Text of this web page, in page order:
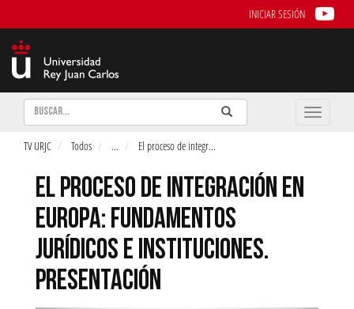
INICIAR SESIÓN
Buscar Enviar
Buscar
Toggle
TV URJC Todos ... El proceso de integr...
EL PROCESO DE INTEGRACIÓN EN
EUROPA: FUNDAMENTOS
JURÍDICOS E INSTITUCIONES.
PRESENTACIÓN